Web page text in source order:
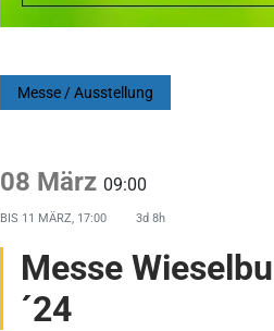
Messe / Ausstellung
08 März 09:00
BIS 11 MÄRZ, 17:00 3d 8h
Messe
´24